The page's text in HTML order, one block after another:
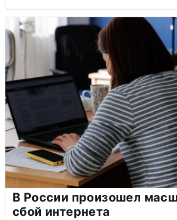
В России произошел
сбой интернета